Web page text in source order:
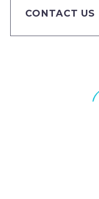
CONTACT US